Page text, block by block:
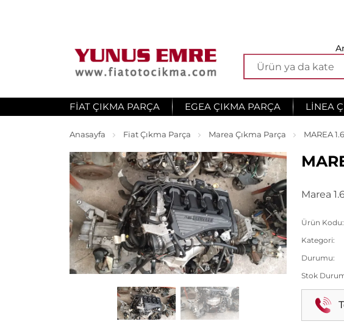
FIAT ÇIKMA PARÇA EGEA ÇIKMA PARÇA LINEA
Anasayfa Fiat Çıkma Parça Marea Çıkma Parça MAREA
Marea
Ürün Kodu:
Kategori:
Durumu:
Stok